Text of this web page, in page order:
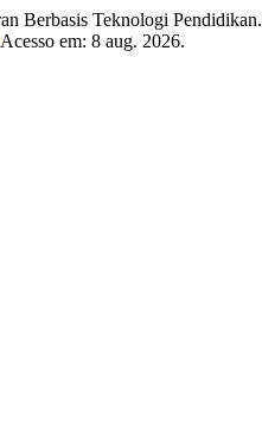
Berbasis Teknologi Pendidikan.
em: 8 aug. 2026.